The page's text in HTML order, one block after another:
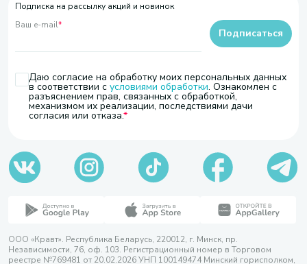
Подписка на рассылку акций и новинок
Ваш e-mail*
Даю согласие на обработку моих персональных данных
в соответствии с условиями обработки. Ознакомлен с
разъяснением прав, связанных с обработкой,
механизмом их реализации, последствиями дачи
согласия или отказа.
Подписаться
ООО «Кравт». Республика Беларусь, 220012, г. Минск, пр.
Независимости, 76, оф. 103. Регистрационный номер в Торговом
реестре №769481 от 20.02.2026 УНП 100149474 Минский горисполком,